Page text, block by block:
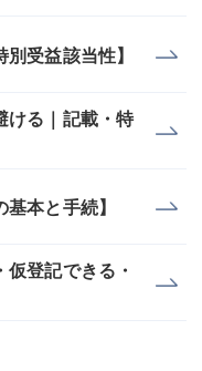
受益該当性】
ける｜記載・特
本と手続】
仮登記できる・